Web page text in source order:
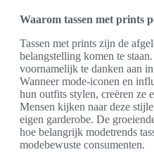
Waarom tassen met prints
Tassen met prints zijn de
belangstelling komen te
voornamelijk te danken aan
Wanneer mode-iconen en
hun outfits stylen, creëren ze
Mensen kijken naar deze
eigen garderobe. De
hoe belangrijk modetrends
modebewuste consumenten.